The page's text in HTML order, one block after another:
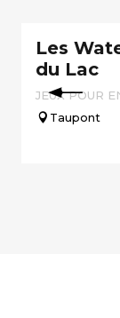
Les
du Lac
JEUX POUR
Taupont